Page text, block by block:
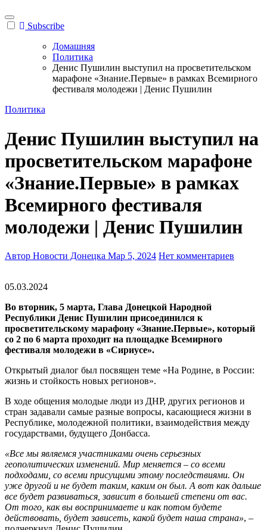
Subscribe
Домашняя
Политика
Денис Пушилин выступил на просветительском
марафоне «Знание.Первые» в рамках Всемирного
фестиваля молодежи | Денис Пушилин
Политика
Денис Пушилин выступил на
просветительском марафоне
«Знание.Первые» в рамках
Всемирного фестиваля
молодежи | Денис Пушилин
Автор Новости Донецка Мар 5, 2024 Нет комментариев
05.03.2024
Во вторник, 5 марта, Глава Донецкой Народной
Республики Денис Пушилин присоединился к
просветительскому марафону «Знание.Первые», который
со 2 по 6 марта проходит на площадке Всемирного
фестиваля молодежи в «Сириусе».
Открытый диалог был посвящен теме «На Родине, в России:
жизнь и стойкость новых регионов».
В ходе общения молодые люди из ДНР, других регионов и
стран задавали самые разные вопросы, касающиеся жизни в
Республике, молодежной политики, взаимодействия между
государствами, будущего Донбасса.
«Все мы являемся участниками очень серьезных
геополитических изменений. Мир меняется – со всеми
подходами, со всеми присущими этому последствиями. Он
уже другой и не будет таким, каким он был. А вот как дальше
все будет развиваться, зависит в большей степени от вас.
От того, как вы воспринимаете и как потом будете
действовать, будет зависеть, какой будет наша страна», –